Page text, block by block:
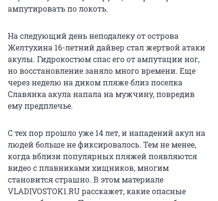
ампутировать по локоть.
На следующий день неподалеку от острова
Желтухина 16-летний дайвер стал жертвой атаки
акулы. Гидрокостюм спас его от ампутации ног,
но восстановление заняло много времени. Еще
через неделю на диком пляже близ поселка
Славянка акула напала на мужчину, повредив
ему предплечье.
С тех пор прошло уже 14 лет, и нападений акул на
людей больше не фиксировалось. Тем не менее,
когда вблизи популярных пляжей появляются
видео с плавниками хищников, многим
становится страшно. В этом материале
VLADIVOSTOK1.RU расскажет, какие опасные